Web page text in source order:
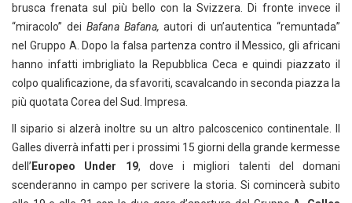
brusca frenata sul più bello con la Svizzera. Di fronte invece il
“miracolo” dei Bafana Bafana, autori di un’autentica “remuntada”
nel Gruppo A. Dopo la falsa partenza contro il Messico, gli africani
hanno infatti imbrigliato la Repubblica Ceca e quindi piazzato il
colpo qualificazione, da sfavoriti, scavalcando in seconda piazza la
più quotata Corea del Sud. Impresa.
Il sipario si alzerà inoltre su un altro palcoscenico continentale. Il
Galles diverrà infatti per i prossimi 15 giorni della grande kermesse
dell’ Europeo Under 19, dove i migliori talenti del domani
scenderanno in campo per scrivere la storia. Si comincerà subito